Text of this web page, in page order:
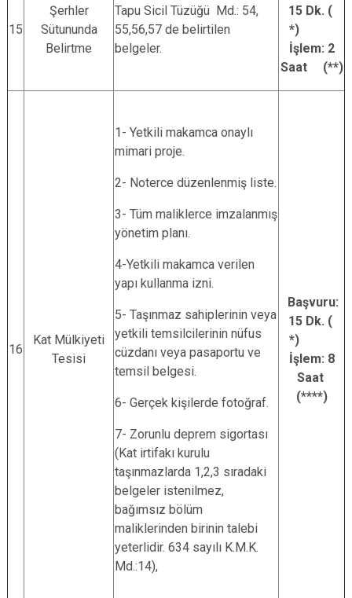
15
Şerhler
Sütununda
Belirtme
Tapu Sicil Tüzüğü Md.: 54,
55,56,57 de belirtilen
belgeler.
15 Dk. (
*)
İşlem: 2
Saat (**)
16
Kat Mülkiyeti
Tesisi
1- Yetkili makamca onaylı
mimari proje.
2- Noterce düzenlenmiş liste.
3- Tüm maliklerce imzalanmış
yönetim planı.
4-Yetkili makamca verilen
yapı kullanma izni.
5- Taşınmaz sahiplerinin veya
yetkili temsilcilerinin nüfus
cüzdanı veya pasaportu ve
temsil belgesi.
6- Gerçek kişilerde fotoğraf.
7- Zorunlu deprem sigortası
(Kat irtifakı kurulu
taşınmazlarda 1,2,3 sıradaki
belgeler istenilmez,
bağımsız bölüm
maliklerinden birinin talebi
yeterlidir. 634 sayılı K.M.K.
Md.:14),
Başvuru:
15 Dk. (
*)
İşlem: 8
Saat
(****)